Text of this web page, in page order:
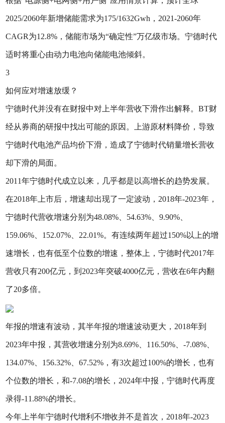
2025/2060年新增储能需求为175/1632Gwh，2021-2060年
CAGR为12.8%，储能市场为“确定性”万亿级市场。宁德时代
适时将重心由动力电池向储能电池倾斜。
3
如何应对增速放缓？
宁德时代并没有在财报中对上半年营收下滑作出解释。BT财
经从券商的研报中找出可能的原因。上游原材料降价，导致
宁德时代电池产品均价下滑，造成了宁德时代销量增长营收
却下滑的局面。
2011年宁德时代成立以来，几乎都是以高增长的趋势发展。
在2018年上市后，增速却出现了一定波动，2018年-2023年，
宁德时代营收增速分别为48.08%、54.63%、9.90%、
159.06%、152.07%、22.01%。有连续两年超过150%以上的增
速增长，也有低至个位数的增速，整体上，宁德时代2017年
营收只有200亿元，到2023年突破4000亿元，营收在6年内翻
了20多倍。
年报的增速有波动，其半年报的增速波动更大，2018年到
2023年中报，其营收增速分别为8.69%、116.50%、-7.08%、
134.07%、156.32%、67.52%，有3次超过100%的增长，也有
个位数的增长，和-7.08的增长，2024年中报，宁德时代再度
录得-11.88%的增长。
今年上半年宁德时代增利不增收并不是首次，2018年-2023